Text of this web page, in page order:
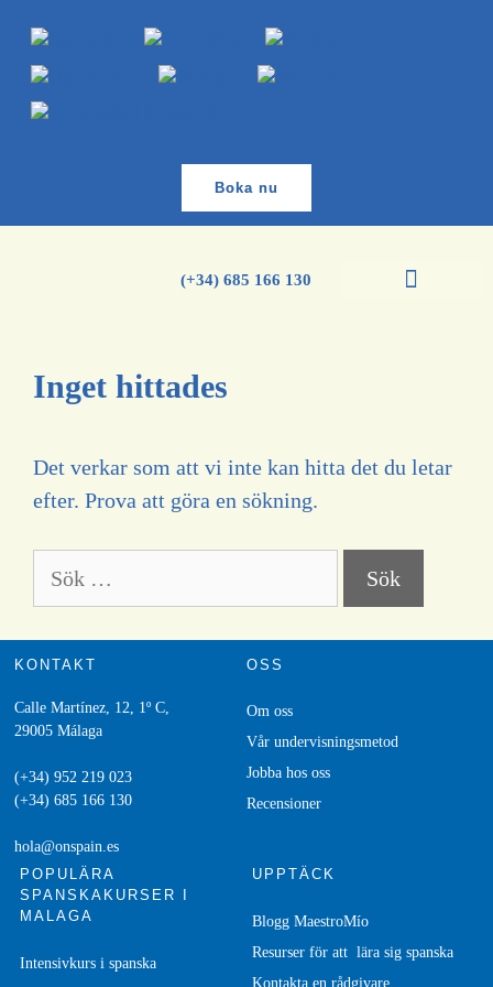
Boka nu
(+34) 685 166 130
Inget hittades
Det verkar som att vi inte kan hitta det du letar
efter. Prova att göra en sökning.
KONTAKT
Calle Martínez, 12, 1º C,
29005 Málaga
(+34) 952 219 023
(+34) 685 166 130
hola@onspain.es
OSS
Om oss
Vår undervisningsmetod
Jobba hos oss
Recensioner
POPULÄRA
SPANSKAKURSER I
MALAGA
Intensivkurs i spanska
UPPTÄCK
Blogg MaestroMío
Resurser för att lära sig spanska
Kontakta en rådgivare